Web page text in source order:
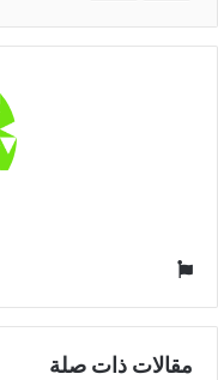
مقالات ذات صلة